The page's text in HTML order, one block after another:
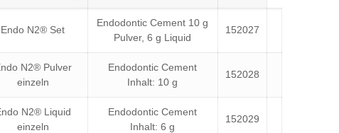
Endo N2® Set
Endodontic Cement 10 g
Pulver, 6 g Liquid
152027
N2® Pulver
einzeln
Endodontic Cement
Inhalt: 10 g
152028
N2® Liquid
einzeln
Endodontic Cement
Inhalt: 6 g
152029